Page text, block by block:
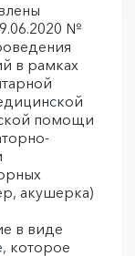
№
в рамках
помощи
акушерка)
в виде
которое